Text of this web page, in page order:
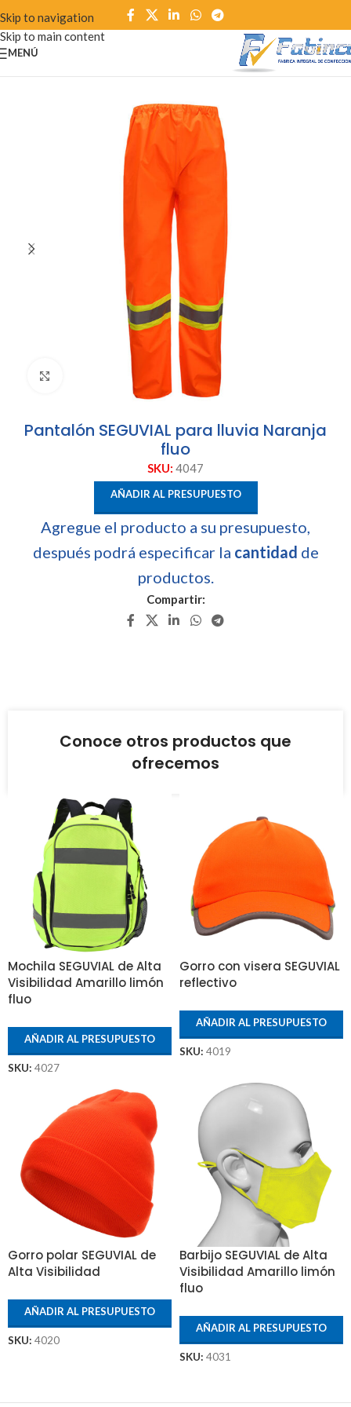
Skip to navigation
Skip to main content
MENÚ
Clic para ampliar
Pantalón SEGUVIAL para lluvia Naranja
fluo
SKU: 4047
AÑADIR AL PRESUPUESTO
Agregue el producto a su presupuesto,
después podrá especificar la cantidad de
productos.
Compartir:
Conoce otros productos que
ofrecemos
Mochila SEGUVIAL de Alta
Visibilidad Amarillo limón
fluo
AÑADIR AL PRESUPUESTO
SKU: 4027
Gorro con visera SEGUVIAL
reflectivo
AÑADIR AL PRESUPUESTO
SKU: 4019
Gorro polar SEGUVIAL de
Alta Visibilidad
AÑADIR AL PRESUPUESTO
SKU: 4020
Barbijo SEGUVIAL de Alta
Visibilidad Amarillo limón
fluo
AÑADIR AL PRESUPUESTO
SKU: 4031